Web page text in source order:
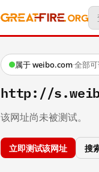
属于 weibo.com·全部
http://
该网址尚未被测试。
立即测试该网址 搜